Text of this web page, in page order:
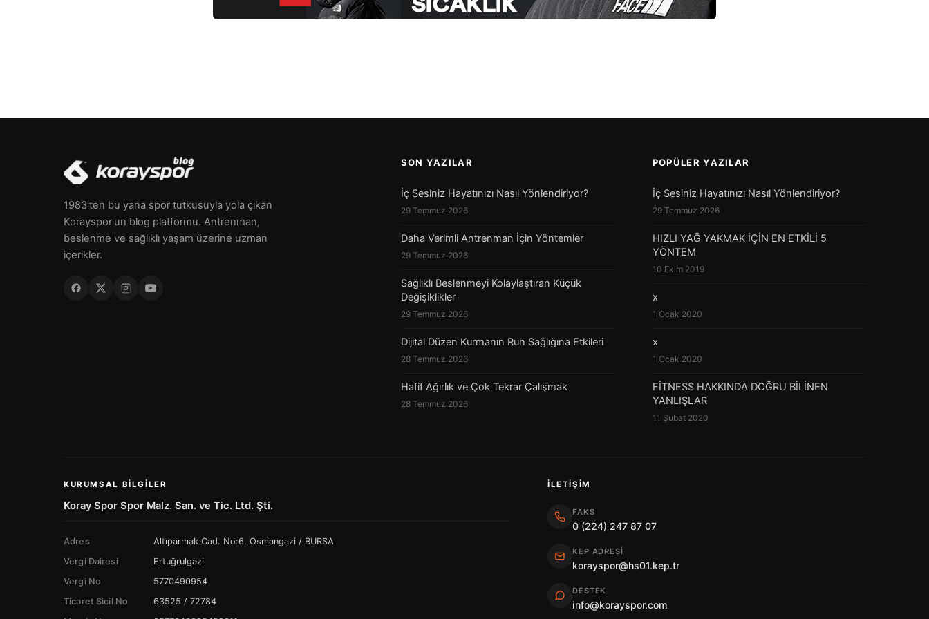
1983'ten bu yana spor tutkusuyla yola çıkan
Korayspor'un blog platformu. Antrenman,
beslenme ve sağlıklı yaşam üzerine uzman
içerikler.
SON YAZILAR
İç Sesiniz Hayatınızı Nasıl Yönlendiriyor?
29 Temmuz 2026
Daha Verimli Antrenman İçin Yöntemler
29 Temmuz 2026
Sağlıklı Beslenmeyi Kolaylaştıran Küçük
Değişiklikler
29 Temmuz 2026
Dijital Düzen Kurmanın Ruh Sağlığına Etkileri
28 Temmuz 2026
Hafif Ağırlık ve Çok Tekrar Çalışmak
28 Temmuz 2026
POPÜLER YAZILAR
İç Sesiniz Hayatınızı Nasıl Yönlendiriyor?
29 Temmuz 2026
HIZLI YAĞ YAKMAK İÇİN EN ETKİLİ 5
YÖNTEM
10 Ekim 2019
x
1 Ocak 2020
x
1 Ocak 2020
FİTNESS HAKKINDA DOĞRU BİLİNEN
YANLIŞLAR
11 Şubat 2020
KURUMSAL BILGILER
Koray Spor Spor Malz. San. ve Tic. Ltd. Şti.
Adres
Altıparmak Cad. No:6, Osmangazi / BURSA
Vergi Dairesi
Ertuğrulgazi
Vergi No
5770490954
Ticaret Sicil No
63525 / 72784
İLETIŞIM
FAKS
0 (224) 247 87 07
KEP ADRESI
korayspor@hs01.kep.tr
DESTEK
info@korayspor.com